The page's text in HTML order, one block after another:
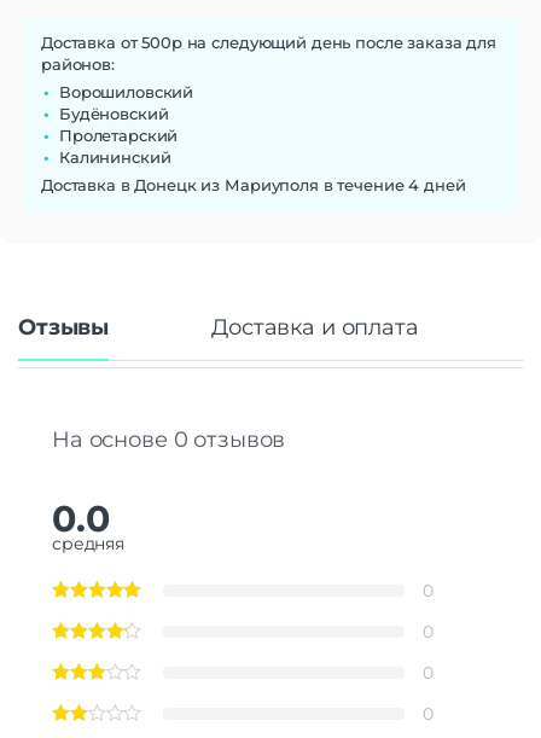
Доставка от 500р на следующий день после заказа для
районов:
Ворошиловский
Будёновский
Пролетарский
Калининский
Доставка в Донецк из Мариуполя в течение 4 дней
Отзывы Доставка и оплата
На основе 0 отзывов
0.0
средняя
0
0
0
0